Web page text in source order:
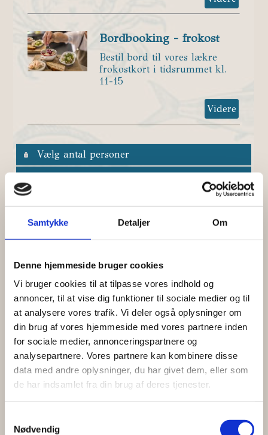
Samtykke Detaljer Om
Denne hjemmeside bruger cookies
Vi bruger cookies til at tilpasse vores indhold og
annoncer, til at vise dig funktioner til sociale medier og til
at analysere vores trafik. Vi deler også oplysninger om
din brug af vores hjemmeside med vores partnere inden
for sociale medier, annonceringspartnere og
analysepartnere. Vores partnere kan kombinere disse
data med andre oplysninger, du har givet dem, eller som
de har indsamlet fra din brug af deres tjenester.
Nødvendig